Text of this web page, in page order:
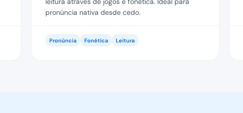
pronúncia nativa desde cedo.
Pronúncia Fonética Leitura